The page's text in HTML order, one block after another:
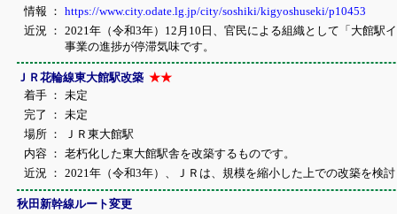
情報 ： https://www.city.odate.lg.jp/city/soshiki/kigyoshuseki/p10453
近況 ： 2021年（令和3年）12月10日、官民による組織として「大館駅
事業の進捗が停滞気味です。
ＪＲ花輪線東大館駅改築 ★★
着手 ： 未定
完了 ： 未定
場所 ：
ＪＲ東大館駅
内容 ： 老朽化した東大館駅舎を改築するものです。
近況 ： 2021年（令和3年）、ＪＲは、規模を縮小した上での改築を検
秋田新幹線ルート変更